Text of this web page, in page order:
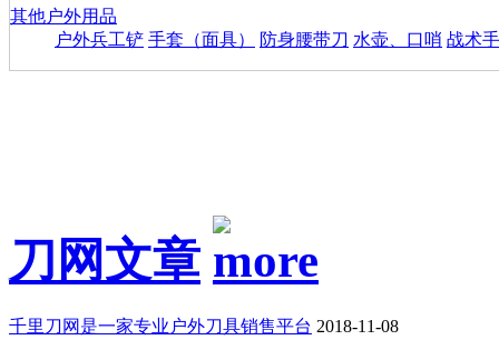
其他户外用品
户外兵工铲 手套（面具） 防身腰带刀 水壶、口哨 战术
刀网文章
千里刀网是一家专业户外刀具销售平台 2018-11-08